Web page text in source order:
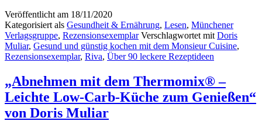
Veröffentlicht am 18/11/2020
Kategorisiert als Gesundheit & Ernährung, Lesen, Münchener
Verlagsgruppe, Rezensionsexemplar Verschlagwortet mit Doris
Muliar, Gesund und günstig kochen mit dem Monsieur Cuisine,
Rezensionsexemplar, Riva, Über 90 leckere Rezeptideen
„Abnehmen mit dem Thermomix® –
Leichte Low-Carb-Küche zum Genießen“
von Doris Muliar